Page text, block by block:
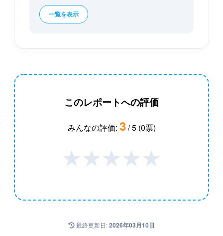
一覧を表示
このレポートへの評価
みんなの評価: 3/ 5 (0票)
★★★★★
最終更新日:2026年03月10日